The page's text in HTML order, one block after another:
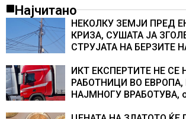
Најчитано
НЕКОЛКУ ЗЕМЈИ ПРЕД
КРИЗА, СУШАТА ЈА
СТРУЈАТА НА БЕРЗИТЕ
ИКТ ЕКСПЕРТИТЕ НЕ СЕ
РАБОТНИЦИ ВО
НАЈМНОГУ ВРАБОТУВА,